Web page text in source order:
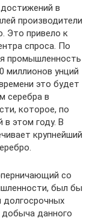
в
производители
Это привело к
спроса. По
промышленность
миллионов унций
это будет
серебра в
которое, по
в этом году. В
крупнейший
со
был бы
добыча данного